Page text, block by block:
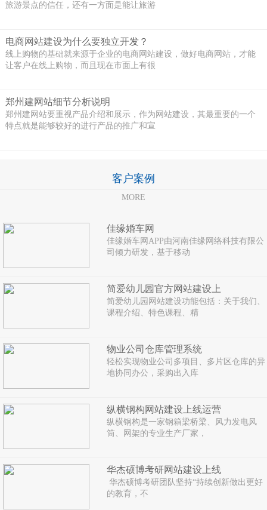
旅游景点的信任，还有一方面是能让旅游
电商网站建设为什么要独立开发？
线上购物的基础就来源于企业的电商网站建设，做好电商网站，才能
让客户在线上购物，而且现在市面上有很
郑州建网站细节分析说明
郑州建网站要重视产品介绍和展示，作为网站建设，其最重要的一个
特点就是能够较好的进行产品的推广和宣
客户案例
MORE
佳缘婚车网
佳缘婚车网APP由河南佳缘网络科技有限公
司倾力研发，基于移动
简爱幼儿园官方网站建设上
简爱幼儿园网站建设功能包括：关于我们、
课程介绍、特色课程、精
物业公司仓库管理系统
轻松实现物业公司多项目、多片区仓库的异
地协同办公，采购出入库
纵横钢构网站建设上线运营
纵横钢构是一家钢箱梁桥梁、风力发电风
筒、网架的专业生产厂家，
华杰硕博考研网站建设上线
华杰硕博考研团队坚持“持续创新做出更好
的教育，不